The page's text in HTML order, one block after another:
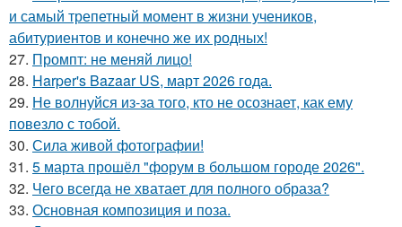
и самый трепетный момент в жизни учеников,
абитуриентов и конечно же их родных!
27. Промпт: не меняй лицо!
28. Harper's Bazaar US, март 2026 года.
29. Не волнуйся из-за того, кто не осознает, как ему
повезло с тобой.
30. Сила живой фотографии!
31. 5 марта прошёл "форум в большом городе 2026".
32. Чего всегда не хватает для полного образа?
33. Основная композиция и поза.